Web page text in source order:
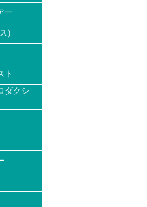
ー
)
ト
ダクシ